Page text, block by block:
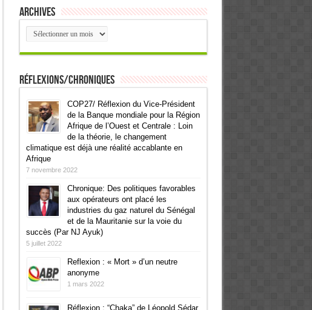
Archives
Archives
Réflexions/Chroniques
COP27/ Réflexion du Vice-Président
de la Banque mondiale pour la Région
Afrique de l’Ouest et Centrale : Loin
de la théorie, le changement
climatique est déjà une réalité accablante en
Afrique
7 novembre 2022
Chronique: Des politiques favorables
aux opérateurs ont placé les
industries du gaz naturel du Sénégal
et de la Mauritanie sur la voie du
succès (Par NJ Ayuk)
5 juillet 2022
Reflexion : « Mort » d’un neutre
anonyme
1 mars 2022
Réflexion : “Chaka” de Léopold Sédar